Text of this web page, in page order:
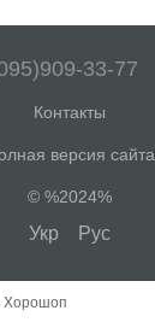
33-77
Контакты
версия сайта
© %2024%
Укр Рус
Хорошоп